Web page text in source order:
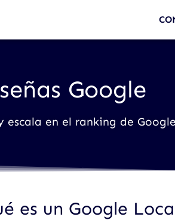
Google
escala en el ranking de Google
es un Google